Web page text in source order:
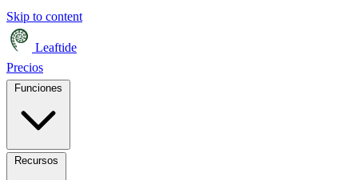
Skip to content
Leaftide
Precios